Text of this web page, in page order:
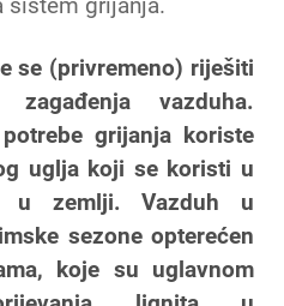
sistem grijanja.
se (privremeno) riješiti
vazduha.
grijanja koriste
uglja koji se koristi u
u zemlji. Vazduh u
sezone opterećen
koje su uglavnom